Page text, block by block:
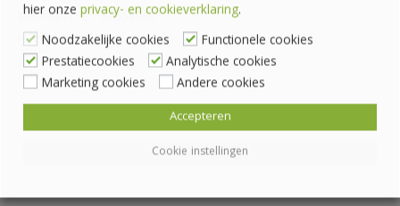
KvK-nummer: 62559060
info@palletplaza.nl
hier onze privacy- en cookieverklaring.
Noodzakelijke cookies
Functionele cookies
Prestatiecookies
Analytische cookies
Marketing cookies
Andere cookies
Cookie instellingen
Accepteren